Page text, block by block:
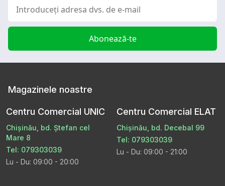
Abonează-te
Magazinele noastre
Centru Comercial UNIC
Chișinău, bd. Ștefan cel
Mare 8
Tel: 079303039
Lu - Du: 09:00 - 20:00
Centru Comercial ELAT
Chișinău, bd. Decebal 99
Tel: 079303039
Lu - Du: 09:00 - 21:00